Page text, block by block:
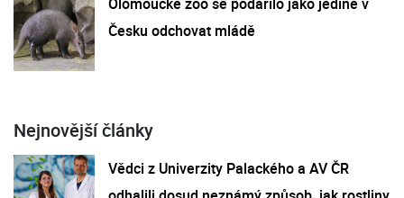
Česku odchovat mládě
Nejnovější články
Vědci z Univerzity Palackého a AV ČR